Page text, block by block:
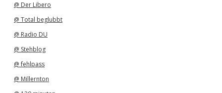
@ Der Libero
@ Total beglubbt
@ Radio DU
@ Stehblog
@ fehlpass
@ Millernton